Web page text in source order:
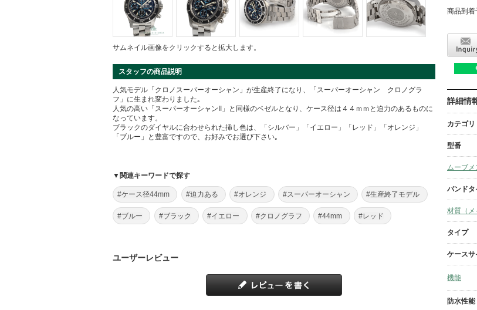
サムネイル画像をクリックすると拡大します。
スタッフの商品説明
人気モデル「クロノスーパーオーシャン」が生産終了になり、「スーパーオーシャン クロノグラ
フ」に生まれ変わりました｡
人気の高い「スーパーオーシャンII」と同様のベゼルとなり、ケース径は４４ｍｍと迫力のあるものに
なっています。
ブラックのダイヤルに合わせられた挿し色は、「シルバー」「イエロー」「レッド」「オレンジ」
「ブルー」と豊富ですので、お好みでお選び下さい｡
▼関連キーワードで探す
#ケース径44mm #迫力ある #オレンジ #スーパーオーシャン #生産終了モデル
#ブルー #ブラック #イエロー #クロノグラフ #44mm #レッド
ユーザーレビュー
商品到着
詳細情
カテゴリ
型番
ムーブメ
バンドタ
材質（メ
タイプ
ケースサ
機能
防水性能